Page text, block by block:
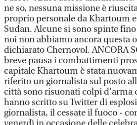
ne so, nessuna missione è
proprio personale da Khartoum
Sudan. Alcune si sono spinte
noi non abbiamo ancora questa
dichiarato Chernovol. ANCORA
breve pausa i combattimenti
capitale Khartoum è stata
riferito un giornalista sul posto
città sono risuonati colpi d'arma
hanno scritto su Twitter di
giornalista, il cessate il fuoco -